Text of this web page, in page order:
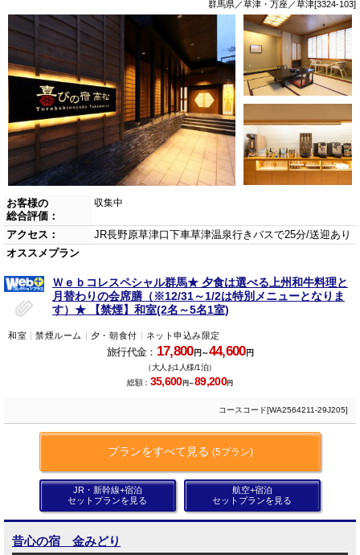
群馬県／草津・万座／草津[3324-103]
お客様の
総合評価：
収集中
アクセス：
JR長野原草津口下車草津温泉行きバスで25分/送迎あり
オススメプラン
Ｗｅｂコレスペシャル群馬★ 夕食は選べる上州和牛料理と
月替わりの会席膳（※12/31～1/2は特別メニューとなりま
す）★ 【禁煙】和室(2名～5名1室)
和室 禁煙ルーム 夕・朝食付 ネット申込み限定
旅行代金： 17,800円～44,600円
（大人お1人様/1泊）
総額： 35,600円～89,200円
コースコード[WA2564211-29J205]
プランをすべて見る (5プラン)
JR・新幹線+宿泊
セットプランを見る
航空+宿泊
セットプランを見る
昔心の宿 金みどり